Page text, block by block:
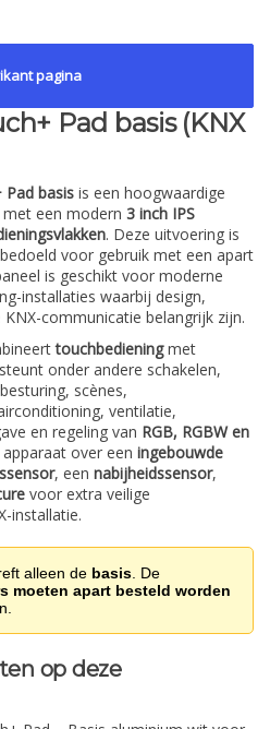
pagina
Pad basis (KNX
Pad basis is een hoogwaardige
een modern 3 inch IPS
. Deze uitvoering is
voor gebruik met een apart
is geschikt voor moderne
installaties waarbij design,
communicatie belangrijk zijn.
touchbedieningmet
onder andere schakelen,
scènes,
ventilatie,
en regeling van RGB, RGBW en
over een ingebouwde
, een nabijheidssensor,
voor extra veilige
installatie.
alleen de basis . De
moeten apart besteld worden
op deze